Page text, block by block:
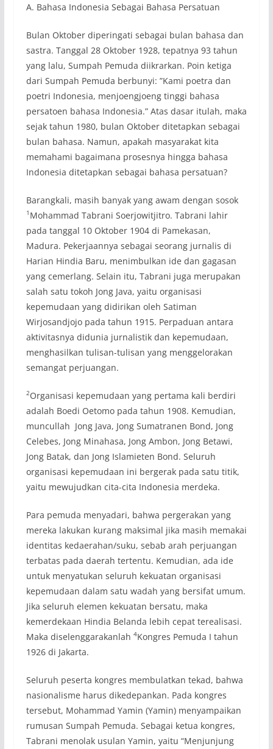
A. Bahasa Indonesia Sebagai Bahasa Persatuan
Bulan Oktober diperingati sebagai bulan bahasa dan
sastra. Tanggal 28 Oktober 1928, tepatnya 93 tahun
yang lalu, Sumpah Pemuda diikrarkan. Poin ketiga
dari Sumpah Pemuda berbunyi: ”Kami poetra dan
poetri Indonesia, menjoengjoeng tinggi bahasa
persatoen bahasa Indonesia.” Atas dasar itulah, maka
sejak tahun 1980, bulan Oktober ditetapkan sebagai
bulan bahasa. Namun, apakah masyarakat kita
memahami bagaimana prosesnya hingga bahasa
Indonesia ditetapkan sebagai bahasa persatuan?
Barangkali, masih banyak yang awam dengan sosok
1 Mohammad Tabrani Soerjowitjitro. Tabrani lahir
pada tanggal 10 Oktober 1904 di Pamekasan,
Madura. Pekerjaannya sebagai seorang jurnalis di
Harian Hindia Baru, menimbulkan ide dan gagasan
yang cemerlang. Selain itu, Tabrani juga merupakan
salah satu tokoh Jong Java, yaitu organisasi
kepemudaan yang didirikan oleh Satiman
Wirjosandjojo pada tahun 1915. Perpaduan antara
aktivitasnya didunia jurnalistik dan kepemudaan,
menghasilkan tulisan-tulisan yang menggelorakan
semangat perjuangan.
2Organisasi kepemudaan yang pertama kali berdiri
adalah Boedi Oetomo pada tahun 1908. Kemudian,
muncullah Jong Java, Jong Sumatranen Bond, Jong
Celebes, Jong Minahasa, Jong Ambon, Jong Betawi,
Jong Batak, dan Jong Islamieten Bond. Seluruh
organisasi kepemudaan ini bergerak pada satu titik,
yaitu mewujudkan cita-cita Indonesia merdeka.
Para pemuda menyadari, bahwa pergerakan yang
mereka lakukan kurang maksimal jika masih memakai
identitas kedaerahan/suku, sebab arah perjuangan
terbatas pada daerah tertentu. Kemudian, ada ide
untuk menyatukan seluruh kekuatan organisasi
kepemudaan dalam satu wadah yang bersifat umum.
Jika seluruh elemen kekuatan bersatu, maka
kemerdekaan Hindia Belanda lebih cepat terealisasi.
Maka diselenggarakanlah 4Kongres Pemuda I tahun
1926 di Jakarta.
Seluruh peserta kongres membulatkan tekad, bahwa
nasionalisme harus dikedepankan. Pada kongres
tersebut, Mohammad Yamin (Yamin) menyampaikan
rumusan Sumpah Pemuda. Sebagai ketua kongres,
Tabrani menolak usulan Yamin, yaitu “Menjunjung